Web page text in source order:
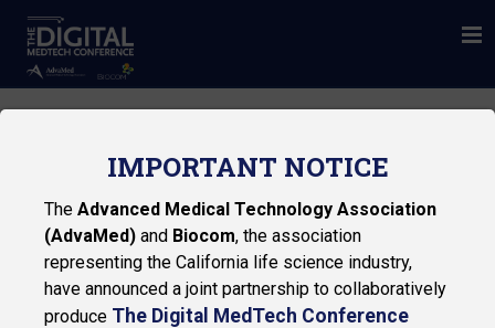
IMPORTANT NOTICE
The Advanced Medical Technology Association
(AdvaMed) and Biocom, the association
representing the California life science industry,
have announced a joint partnership to collaboratively
produce The Digital MedTech Conference
AWARDS
MANUFACTURERS